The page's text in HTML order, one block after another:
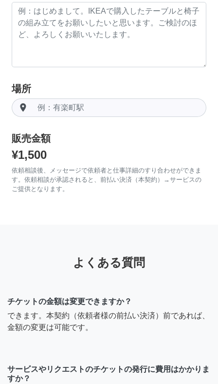
場所
room
販売金額
¥1,500
依頼相談後、メッセージで依頼者と仕事詳細のすり合わせができま
す。依頼相談が承認されると、前払い決済（本契約）→サービスの
ご提供となります。
よくある質問
チケットの金額は変更できますか？
できます。本契約（依頼者様の前払い決済）前であれば、
金額の変更は可能です。
サービスやリクエストのチケットの発行に費用はかかりま
すか？